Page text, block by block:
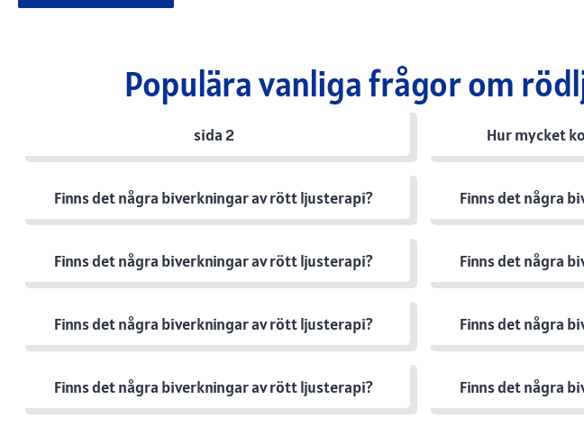
Populära vanliga frågor om
sida 2 Hur mycket
Finns det några biverkningar av rött ljusterapi? Finns det några
Finns det några biverkningar av rött ljusterapi? Finns det några
Finns det några biverkningar av rött ljusterapi? Finns det några
Finns det några biverkningar av rött ljusterapi? Finns det några